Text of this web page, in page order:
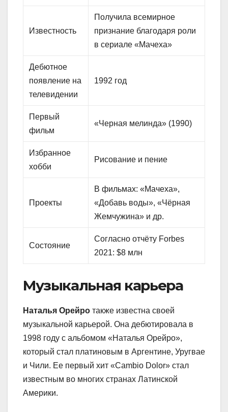
Известность
Получила всемирное
признание благодаря роли
в сериале «Мачеха»
Дебютное
появление на
телевидении
1992 год
Первый
фильм
«Черная мелинда» (1990)
Избранное
хобби
Рисование и пение
Проекты
В фильмах: «Мачеха»,
«Добавь воды», «Чёрная
Жемчужина» и др.
Состояние
Согласно отчёту Forbes
2021: $8 млн
Музыкальная карьера
Наталья Орейро также известна своей
музыкальной карьерой. Она дебютировала в
1998 году с альбомом «Наталья Орейро»,
который стал платиновым в Аргентине, Уругвае
и Чили. Ее первый хит «Cambio Dolor» стал
известным во многих странах Латинской
Америки.